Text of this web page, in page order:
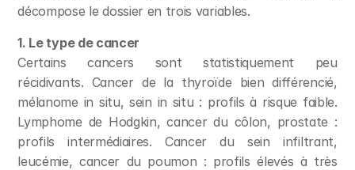
décompose le dossier en trois variables.
1. Le type de cancer
Certains cancers sont statistiquement peu
récidivants. Cancer de la thyroïde bien différencié,
mélanome in situ, sein in situ : profils à risque faible.
Lymphome de Hodgkin, cancer du côlon, prostate :
profils intermédiaires. Cancer du sein infiltrant,
leucémie, cancer du poumon : profils élevés à très